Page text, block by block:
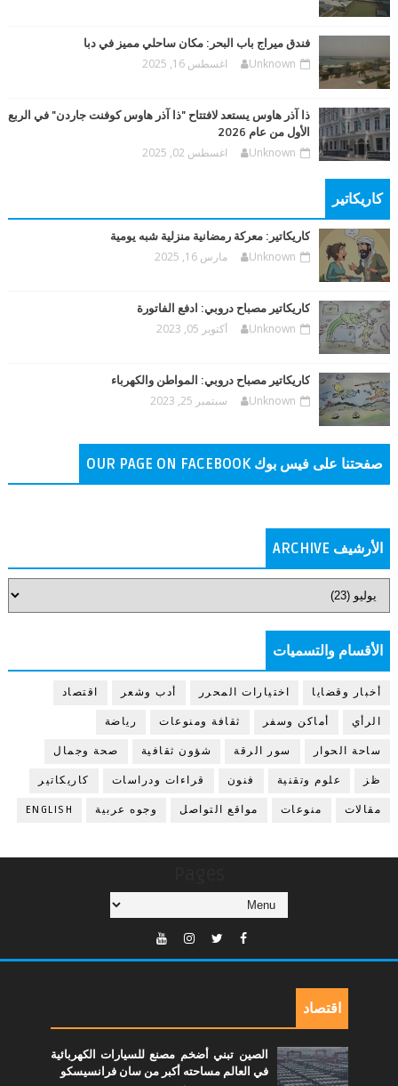
فندق ميراج باب البحر: مكان ساحلي مميز في دبا
Unknown اغسطس 16, 2025
ذا آذر هاوس يستعد لافتتاح "ذا آذر هاوس كوفنت جاردن" في الربع
الأول من عام 2026
Unknown اغسطس 02, 2025
كاريكاتير
كاريكاتير: معركة رمضانية منزلية شبه يومية
Unknown مارس 16, 2025
كاريكاتير مصباح دروبي: ادفع الفاتورة
Unknown أكتوبر 05, 2023
كاريكاتير مصباح دروبي: المواطن والكهرباء
Unknown سبتمبر 25, 2023
صفحتنا على فيس بوك OUR PAGE ON FACEBOOK
الأرشيف ARCHIVE
الأقسام والتسميات
أخبار وقضايا اختيارات المحرر أدب وشعر اقتصاد
الرأي أماكن وسفر ثقافة ومنوعات رياضة
ساحة الحوار سور الرقة شؤون ثقافية صحة وجمال
ظز علوم وتقنية فنون قراءات ودراسات كاريكاتير
مقالات منوعات مواقع التواصل وجوه عربية ENGLISH
اقتصاد
الصين تبني أضخم مصنع للسيارات الكهربائية
في العالم مساحته أكبر من سان فرانسيسكو